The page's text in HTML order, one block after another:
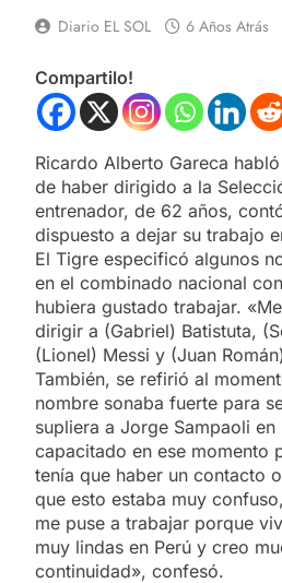
Diario EL SOL 6 Años Atrás
Compartilo!
Ricardo Alberto Gareca
de haber dirigido a la
entrenador, de 62 años,
dispuesto a dejar su trabajo
El Tigre especificó algunos
en el combinado nacional
hubiera gustado trabajar.
dirigir a (Gabriel) Batistuta,
(Lionel) Messi y (Juan
También, se refirió al
nombre sonaba fuerte para
supliera a Jorge Sampaoli en
capacitado en ese momento
tenía que haber un contacto
que esto estaba muy
me puse a trabajar porque
muy lindas en Perú y creo
continuidad», confesó.